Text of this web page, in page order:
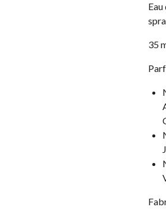
35